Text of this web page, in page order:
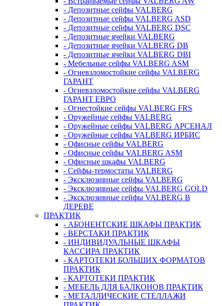
- Депозитные сейфы VALBERG
- Депозитные сейфы VALBERG ASD
- Депозитные сейфы VALBERG DSC
- Депозитные ячейки VALBERG
- Депозитные ячейки VALBERG DB
- Депозитные ячейки VALBERG DBI
- Мебельные сейфы VALBERG ASM
- Огневзломостойкие сейфы VALBERG
ГАРАНТ
- Огневзломостойкие сейфы VALBERG
ГАРАНТ ЕВРО
- Огнестойкие сейфы VALBERG FRS
- Оружейные сейфы VALBERG
- Оружейные сейфы VALBERG АРСЕНАЛ
- Оружейные сейфы VALBERG ИРБИС
- Офисные сейфы VALBERG
- Офисные сейфы VALBERG ASM
- Офисные шкафы VALBERG
- Сейфы-термостаты VALBERG
- Эксклюзивные сейфы VALBERG
- Эксклюзивные сейфы VALBERG GOLD
- Эксклюзивные сейфы VALBERG В
ДЕРЕВЕ
ПРАКТИК
- АБОНЕНТСКИЕ ШКАФЫ ПРАКТИК
- ВЕРСТАКИ ПРАКТИК
- ИНДИВИДУАЛЬНЫЕ ШКАФЫ
КАССИРА ПРАКТИК
- КАРТОТЕКИ БОЛЬШИХ ФОРМАТОВ
ПРАКТИК
- КАРТОТЕКИ ПРАКТИК
- МЕБЕЛЬ ДЛЯ БАЛКОНОВ ПРАКТИК
- МЕТАЛЛИЧЕСКИЕ СТЕЛЛАЖИ